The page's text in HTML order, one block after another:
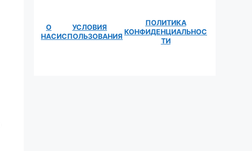
О
НАС
УСЛОВИЯ
ИСПОЛЬЗОВАНИЯ
ПОЛИТИКА
КОНФИДЕНЦИАЛЬНОС
ТИ